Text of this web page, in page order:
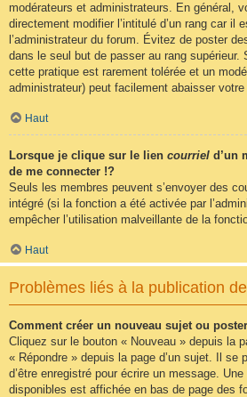
modérateurs et administrateurs. En général,
directement modifier l’intitulé d’un rang car il
l’administrateur du forum. Évitez de poster
dans le seul but de passer au rang supérieur.
cette pratique est rarement tolérée et un
administrateur) peut facilement abaisser
Haut
Lorsque je clique sur le lien courriel d’un
de me connecter !?
Seuls les membres peuvent s’envoyer des
intégré (si la fonction a été activée par
empêcher l’utilisation malveillante de la
Haut
Problèmes liés à la publication
Comment créer un nouveau sujet ou
Cliquez sur le bouton « Nouveau » depuis la
« Répondre » depuis la page d’un sujet. Il se
d’être enregistré pour écrire un message.
disponibles est affichée en bas de page des